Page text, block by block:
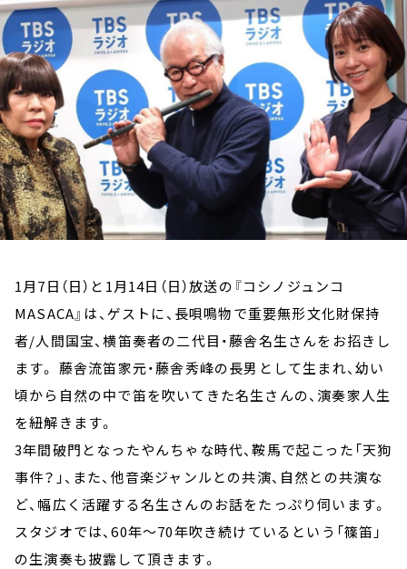
会社情報
1月7日（日）と1月14日（日）放送の『コシノジュンコ
MASACA』は、ゲストに、長唄鳴物で重要無形文化財保持
者/人間国宝、横笛奏者の二代目・藤舎名生さんをお招きし
ます。 藤舎流笛家元・藤舎秀峰の長男として生まれ、幼い
頃から自然の中で笛を吹いてきた名生さんの、演奏家人生
を紐解きます。
3年間破門となったやんちゃな時代、鞍馬で起こった「天狗
事件？」、また、他音楽ジャンルとの共演、自然との共演な
ど、幅広く活躍する名生さんのお話をたっぷり伺います。
スタジオでは、60年～70年吹き続けているという「篠笛」
の生演奏も披露して頂きます。